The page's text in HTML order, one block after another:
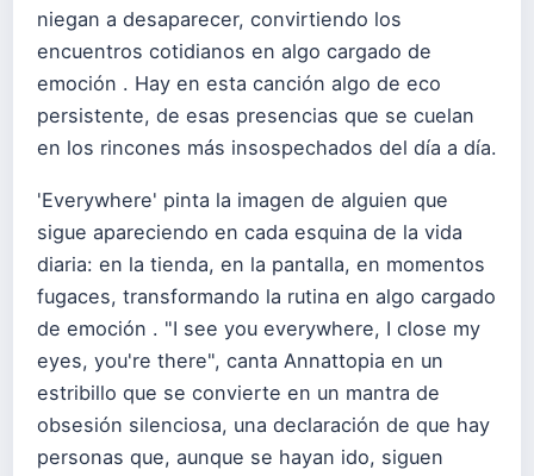
niegan a desaparecer, convirtiendo los
encuentros cotidianos en algo cargado de
emoción . Hay en esta canción algo de eco
persistente, de esas presencias que se cuelan
en los rincones más insospechados del día a día.
'Everywhere' pinta la imagen de alguien que
sigue apareciendo en cada esquina de la vida
diaria: en la tienda, en la pantalla, en momentos
fugaces, transformando la rutina en algo cargado
de emoción . "I see you everywhere, I close my
eyes, you're there", canta Annattopia en un
estribillo que se convierte en un mantra de
obsesión silenciosa, una declaración de que hay
personas que, aunque se hayan ido, siguen